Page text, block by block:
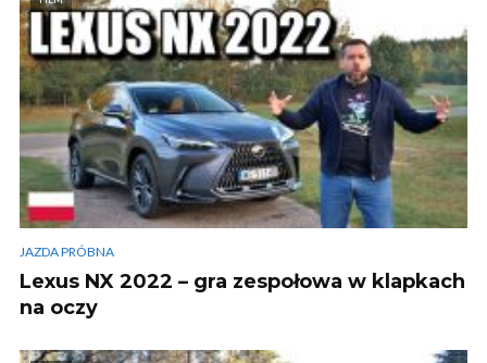
JAZDA PRÓBNA
Lexus NX 2022 – gra zespołowa w klapkach
na oczy